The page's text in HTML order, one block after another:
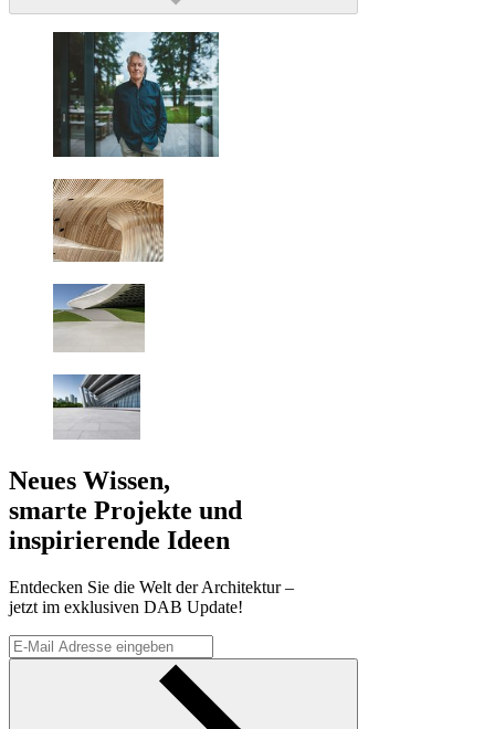
Neues Wissen,
smarte Projekte und
inspirierende Ideen
Entdecken Sie die Welt der Architektur –
jetzt im exklusiven DAB Update!